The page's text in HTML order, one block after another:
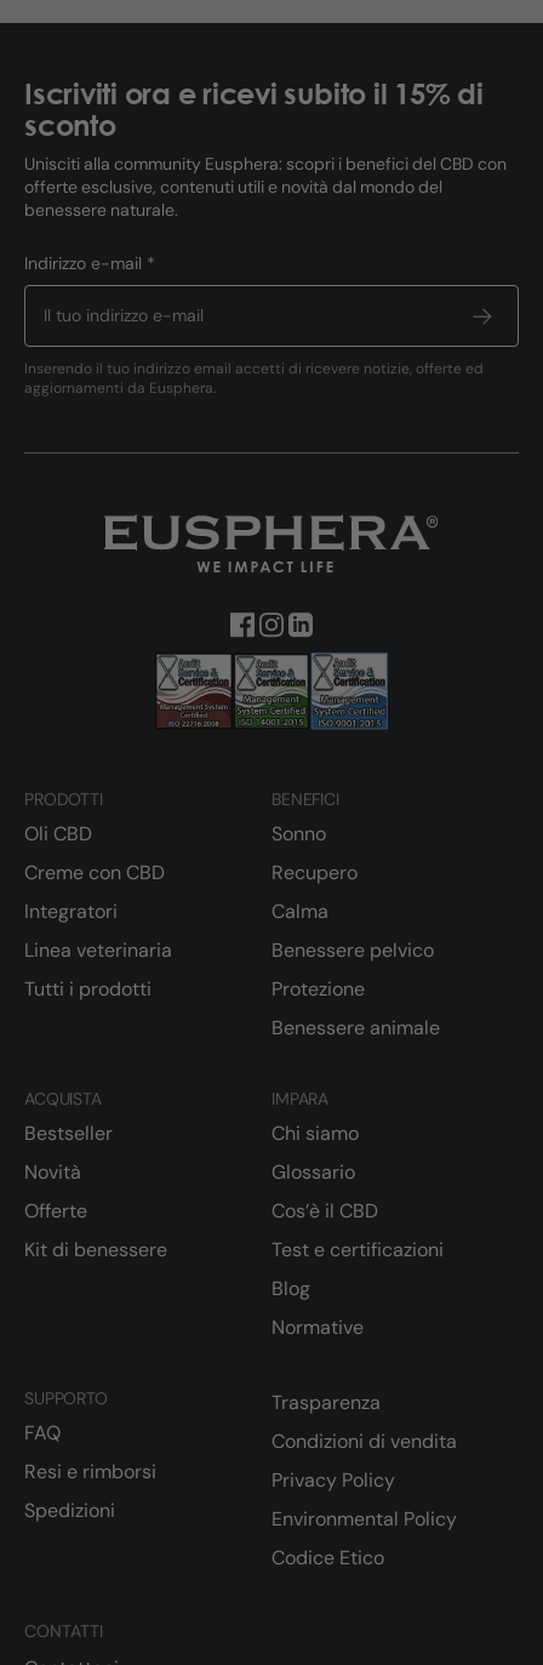
Iscriviti ora e ricevi subito il 15% di
sconto
Unisciti alla community Eusphera: scopri i benefici del CBD con
offerte esclusive, contenuti utili e novità dal mondo del
benessere naturale.
Indirizzo e-mail *
Inserendo il tuo indirizzo email accetti di ricevere notizie, offerte ed
aggiornamenti da Eusphera.
PRODOTTI
Oli CBD
Creme con CBD
Integratori
Linea veterinaria
Tutti i prodotti
BENEFICI
Sonno
Recupero
Calma
Benessere pelvico
Protezione
Benessere animale
ACQUISTA
Bestseller
Novità
Offerte
Kit di benessere
IMPARA
Chi siamo
Glossario
Cos’è il CBD
Test e certificazioni
Blog
Normative
CONTATTI
SUPPORTO
FAQ
Resi e rimborsi
Spedizioni
Trasparenza
Condizioni di vendita
Privacy Policy
Environmental Policy
Codice Etico